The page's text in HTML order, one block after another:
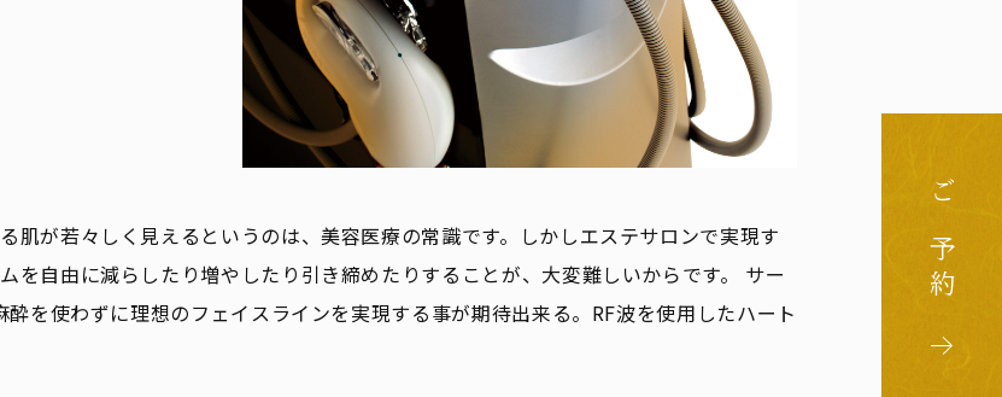
肌が若々しく見えるというのは、美容医療の常識です。しかしエステサロンで実現す
を自由に減らしたり増やしたり引き締めたりすることが、大変難しいからです。 サー
酔を使わずに理想のフェイスラインを実現する事が期待出来る。RF波を使用したハート
ご予約